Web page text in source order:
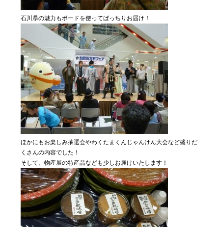
石川県の魅力もボードを使ってばっちりお届け！
ほかにもお楽しみ抽選会やわくたまくんじゃんけん大会など盛りだ
くさんの内容でした！
そして、物産展の特産品なども少しお届けいたします！